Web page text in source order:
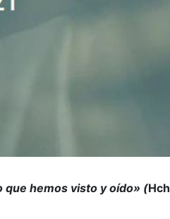
que hemos visto y oído» (Hch